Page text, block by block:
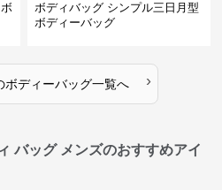
ボディバッグ シンプル三日月型
ボディーバッグ
ボディーバッグ一覧へ ›
バッグ メンズのおすすめアイ